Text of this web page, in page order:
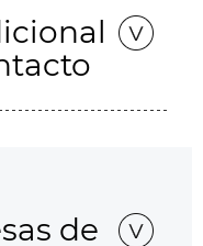
de